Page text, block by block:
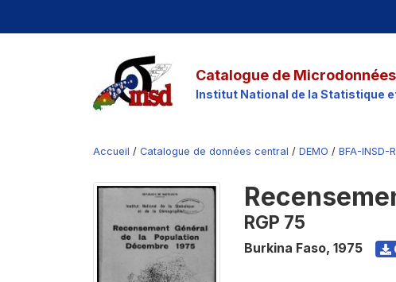
Catalogue de
Institut National de la Statistique
Accueil / Catalogue de données central / DEMO / BFA-INSD-
RGP 75
Burkina Faso, 1975